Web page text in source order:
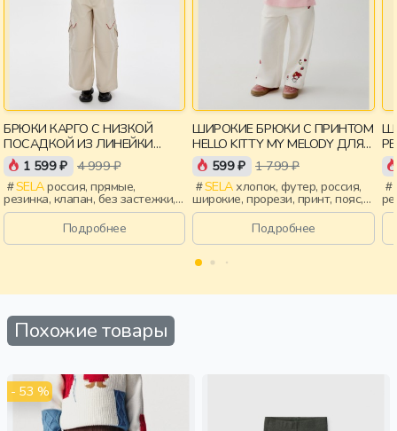
БРЮКИ КАРГО С НИЗКОЙ
ПОСАДКОЙ ИЗ ЛИНЕЙКИ
YOUNG1 599 ₽ 4 999 ₽
SELAроссия, прямые,
резинка, клапан, без застежки,
пояс, девочки,
старшеклассники, дети
Подробнее
ШИРОКИЕ БРЮКИ С ПРИНТОМ
HELLO KITTY MY MELODY ДЛЯ
ДЕВОЧЕК
599 ₽ 1 799 ₽
SELAхлопок, футер, россия,
широкие, прорези, принт, пояс,
эластичные, девочки, дети
Подробнее
Похожие товары
- 53 %